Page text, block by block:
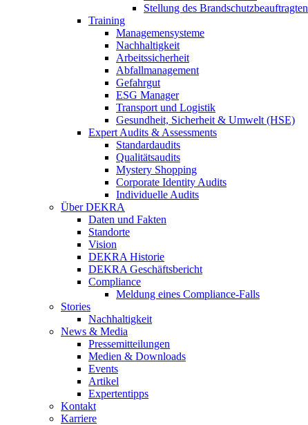
Stellung des Brandschutzbeauftragten
Training
Managemensysteme
Nachhaltigkeit
Arbeitssicherheit
Abfallmanagement
Gefahrgut
ESG Manager
Transport und Logistik
Gesundheit, Sicherheit & Umwelt (HSE)
Expert Audits & Assessments
Standardaudits
Qualitätsaudits
Mystery Shopping
Corporate Identity Audits
Individuelle Audits
Über DEKRA
Daten und Fakten
Standorte
Vision
DEKRA Historie
DEKRA Geschäftsbericht
Compliance
Meldung eines Compliance-Falls
Stories
Nachhaltigkeit
News & Media
Pressemitteilungen
Medien & Downloads
Events
Artikel
Expertentipps
Kontakt
Karriere